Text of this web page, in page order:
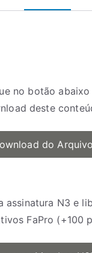
no botão
deste
do
assinatura N3 e
FaPro (+100